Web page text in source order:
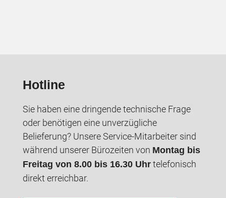
Hotline
Sie haben eine dringende technische Frage
oder benötigen eine unverzügliche
Belieferung? Unsere Service-Mitarbeiter sind
während unserer Bürozeiten von Montag bis
Freitag von 8.00 bis 16.30 Uhrtelefonisch
direkt erreichbar.